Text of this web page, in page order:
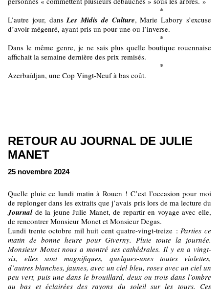
*
L’autre jour, dansLes Midis de Culture, Marie Labory s’excuse
d’avoir mégenré, ayant pris un pour une ou l’inverse.
*
Dans le même genre, je ne sais plus quelle boutique rouennaise
affichait la semaine dernière des prix remisés.
*
Azerbaïdjan, une Cop Vingt-Neuf à bas coût.
RETOUR AU JOURNAL DE JULIE
MANET
25 novembre 2024
Quelle pluie ce lundi matin à Rouen ! C’est l’occasion pour moi
de replonger dans les extraits que j’avais pris lors de ma lecture du
Journalde la jeune Julie Manet, de repartir en voyage avec elle,
de rencontrer Monsieur Monet et Monsieur Degas.
Lundi trente octobre mil huit cent quatre-vingt-treize :Parties ce
matin de bonne heure pour Giverny. Pluie toute la journée.
Monsieur Monet nous a montré ses cathédrales. Il y en a vingt-
six, elles sont magnifiques, quelques-unes toutes violettes,
d’autres blanches, jaunes, avec un ciel bleu, roses avec un ciel un
peu vert, puis une dans le brouillard, deux ou trois dans l’ombre
au bas et éclairées des rayons du soleil sur les tours. Ces